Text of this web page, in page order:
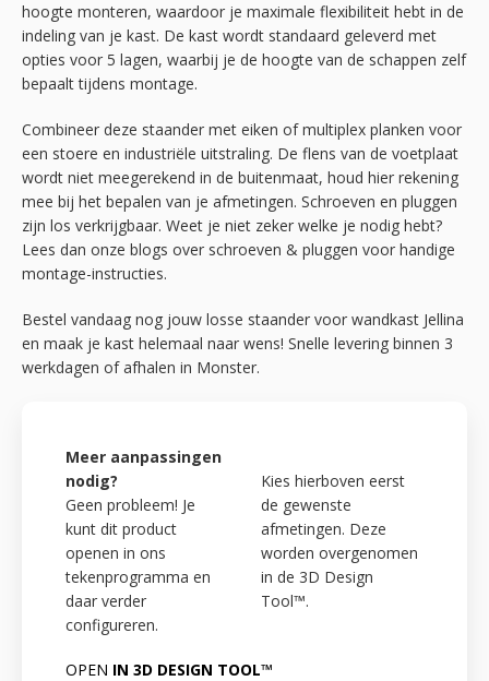
hoogte monteren, waardoor je maximale flexibiliteit hebt in de
indeling van je kast. De kast wordt standaard geleverd met
opties voor 5 lagen, waarbij je de hoogte van de schappen zelf
bepaalt tijdens montage.
Combineer deze staander met eiken of multiplex planken voor
een stoere en industriële uitstraling. De flens van de voetplaat
wordt niet meegerekend in de buitenmaat, houd hier rekening
mee bij het bepalen van je afmetingen. Schroeven en pluggen
zijn los verkrijgbaar. Weet je niet zeker welke je nodig hebt?
Lees dan onze blogs over schroeven & pluggen voor handige
montage-instructies.
Bestel vandaag nog jouw losse staander voor wandkast Jellina
en maak je kast helemaal naar wens! Snelle levering binnen 3
werkdagen of afhalen in Monster.
Meer aanpassingen
nodig?
Geen probleem! Je
kunt dit product
openen in ons
tekenprogramma en
daar verder
configureren.
Kies hierboven eerst
de gewenste
afmetingen. Deze
worden overgenomen
in de 3D Design
Tool™.
OPEN IN 3D DESIGN TOOL™